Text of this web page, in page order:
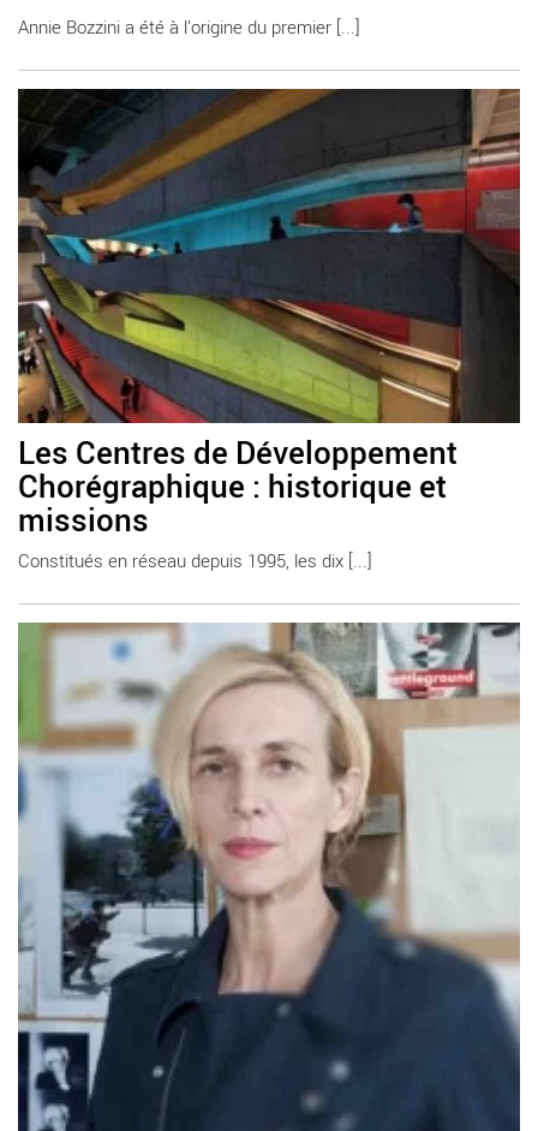
Annie Bozzini a été à l’origine du premier [...]
Les Centres de Développement
Chorégraphique : historique et
missions
Constitués en réseau depuis 1995, les dix [...]
En savoir plus
En savoir plus